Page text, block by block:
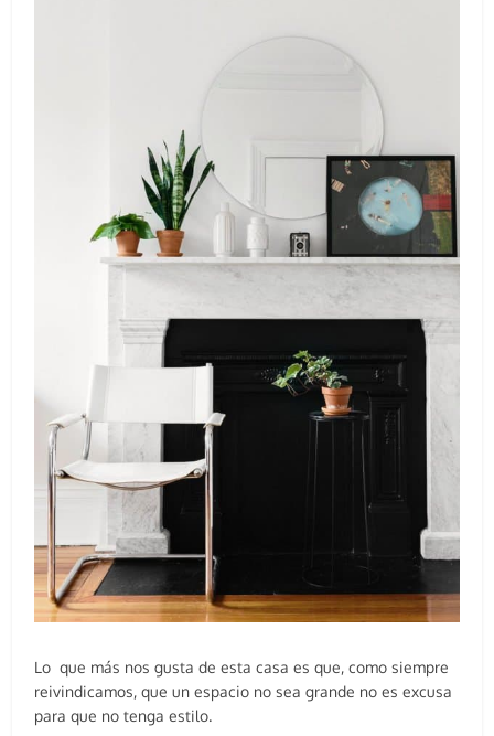
Lo que más nos gusta de esta casa es que, como siempre
reivindicamos, que un espacio no sea grande no es excusa
para que no tenga estilo.